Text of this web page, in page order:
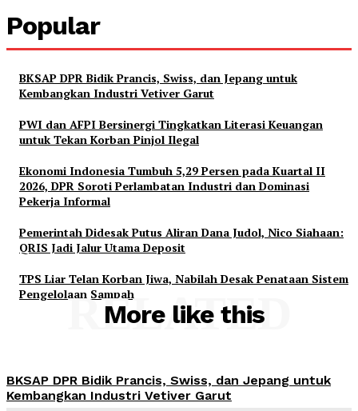
Popular
BKSAP DPR Bidik Prancis, Swiss, dan Jepang untuk
Kembangkan Industri Vetiver Garut
PWI dan AFPI Bersinergi Tingkatkan Literasi Keuangan
untuk Tekan Korban Pinjol Ilegal
Ekonomi Indonesia Tumbuh 5,29 Persen pada Kuartal II
2026, DPR Soroti Perlambatan Industri dan Dominasi
Pekerja Informal
Pemerintah Didesak Putus Aliran Dana Judol, Nico Siahaan:
QRIS Jadi Jalur Utama Deposit
TPS Liar Telan Korban Jiwa, Nabilah Desak Penataan Sistem
Pengelolaan Sampah
More like this
RELATED
BKSAP DPR Bidik Prancis, Swiss, dan Jepang untuk
Kembangkan Industri Vetiver Garut